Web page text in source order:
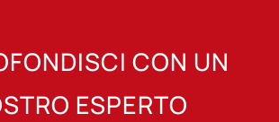
CON UN
ESPERTO